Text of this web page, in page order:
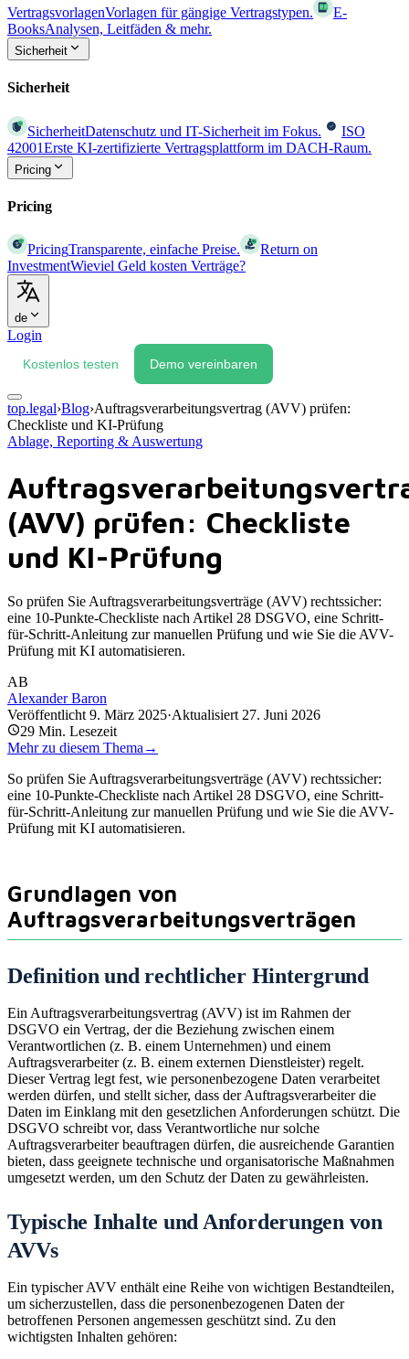
VertragsvorlagenVorlagen für gängige Vertragstypen.
E-
BooksAnalysen, Leitfäden & mehr.
Sicherheit
Sicherheit
SicherheitDatenschutz und IT-Sicherheit im Fokus.
ISO
42001Erste KI-zertifizierte Vertragsplattform im DACH-Raum.
Pricing
Pricing
PricingTransparente, einfache Preise.
Return on
InvestmentWieviel Geld kosten Verträge?
de
Login
Kostenlos testen Demo vereinbaren
top.legal›Blog›Auftragsverarbeitungsvertrag (AVV) prüfen:
Checkliste und KI-Prüfung
Ablage, Reporting & Auswertung
(AVV) prüfen: Checkliste
und KI-Prüfung
So prüfen Sie Auftragsverarbeitungsverträge (AVV) rechtssicher:
eine 10-Punkte-Checkliste nach Artikel 28 DSGVO, eine Schritt-
für-Schritt-Anleitung zur manuellen Prüfung und wie Sie die AVV-
Prüfung mit KI automatisieren.
AB
Alexander Baron
Veröffentlicht 9. März 2025·Aktualisiert 27. Juni 2026
29 Min. Lesezeit
Mehr zu diesem Thema →
So prüfen Sie Auftragsverarbeitungsverträge (AVV) rechtssicher:
eine 10-Punkte-Checkliste nach Artikel 28 DSGVO, eine Schritt-
für-Schritt-Anleitung zur manuellen Prüfung und wie Sie die AVV-
Prüfung mit KI automatisieren.
Grundlagen von
Auftragsverarbeitungsverträgen
Definition und rechtlicher Hintergrund
Ein Auftragsverarbeitungsvertrag (AVV) ist im Rahmen der
DSGVO ein Vertrag, der die Beziehung zwischen einem
Verantwortlichen (z. B. einem Unternehmen) und einem
Auftragsverarbeiter (z. B. einem externen Dienstleister) regelt.
Dieser Vertrag legt fest, wie personenbezogene Daten verarbeitet
werden dürfen, und stellt sicher, dass der Auftragsverarbeiter die
Daten im Einklang mit den gesetzlichen Anforderungen schützt. Die
DSGVO schreibt vor, dass Verantwortliche nur solche
Auftragsverarbeiter beauftragen dürfen, die ausreichende Garantien
bieten, dass geeignete technische und organisatorische Maßnahmen
umgesetzt werden, um den Schutz der Daten zu gewährleisten.
Typische Inhalte und Anforderungen von
AVVs
Ein typischer AVV enthält eine Reihe von wichtigen Bestandteilen,
um sicherzustellen, dass die personenbezogenen Daten der
betroffenen Personen angemessen geschützt sind. Zu den
wichtigsten Inhalten gehören: